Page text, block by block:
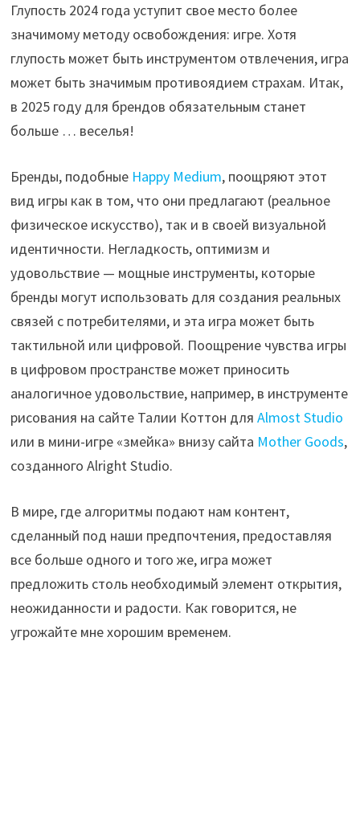
Глупость 2024 года уступит свое место более
значимому методу освобождения: игре. Хотя
глупость может быть инструментом отвлечения, игра
может быть значимым противоядием страхам. Итак,
в 2025 году для брендов обязательным станет
больше … веселья!
Бренды, подобные Happy Medium, поощряют этот
вид игры как в том, что они предлагают (реальное
физическое искусство), так и в своей визуальной
идентичности. Негладкость, оптимизм и
удовольствие — мощные инструменты, которые
бренды могут использовать для создания реальных
связей с потребителями, и эта игра может быть
тактильной или цифровой. Поощрение чувства игры
в цифровом пространстве может приносить
аналогичное удовольствие, например, в инструменте
рисования на сайте Талии Коттон дляAlmost Studio
или в мини-игре «змейка» внизу сайта Mother Goods,
созданного Alright Studio.
В мире, где алгоритмы подают нам контент,
сделанный под наши предпочтения, предоставляя
все больше одного и того же, игра может
предложить столь необходимый элемент открытия,
неожиданности и радости. Как говорится, не
угрожайте мне хорошим временем.